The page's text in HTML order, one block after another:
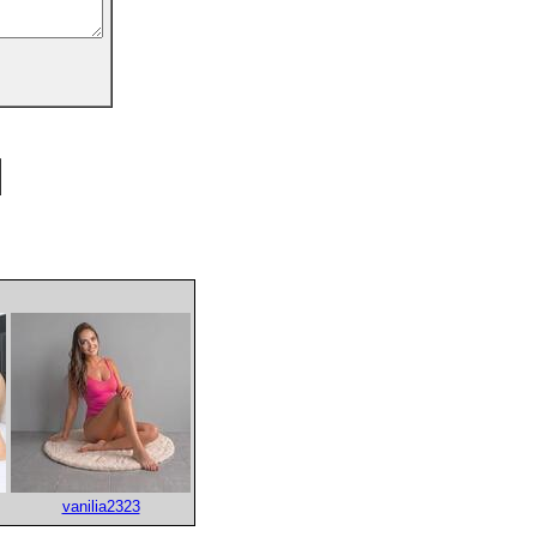
vanilia2323